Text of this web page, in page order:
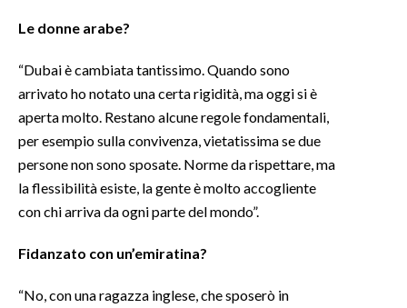
Le donne arabe?
“Dubai è cambiata tantissimo. Quando sono
arrivato ho notato una certa rigidità, ma oggi si è
aperta molto. Restano alcune regole fondamentali,
per esempio sulla convivenza, vietatissima se due
persone non sono sposate. Norme da rispettare, ma
la flessibilità esiste, la gente è molto accogliente
con chi arriva da ogni parte del mondo”.
Fidanzato con un’emiratina?
“No, con una ragazza inglese, che sposerò in